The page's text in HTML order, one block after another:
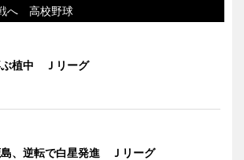
へ 高校野球
植中 Ｊリーグ
島、逆転で白星発進 Ｊリーグ